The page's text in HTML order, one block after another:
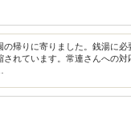
の帰りに寄りました。銭湯に必
されています。常連さんへの